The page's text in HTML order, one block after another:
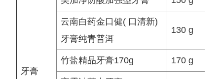
牙膏
云南白药金口健( 口清新)
牙膏纯青普洱
130 g
竹盐精品牙膏170g 170 g